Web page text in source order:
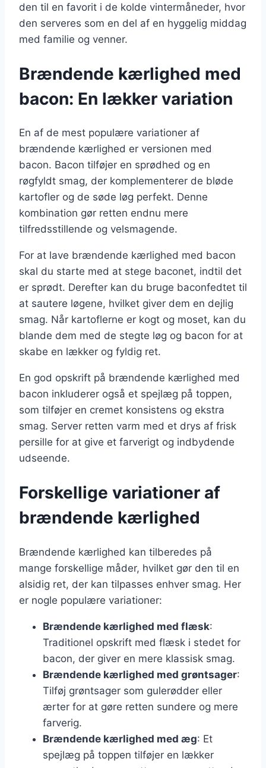
den til en favorit i de kolde vintermåneder, hvor
den serveres som en del af en hyggelig middag
med familie og venner.
Brændende kærlighed med
bacon: En lækker variation
En af de mest populære variationer af
brændende kærlighed er versionen med
bacon. Bacon tilføjer en sprødhed og en
røgfyldt smag, der komplementerer de bløde
kartofler og de søde løg perfekt. Denne
kombination gør retten endnu mere
tilfredsstillende og velsmagende.
For at lave brændende kærlighed med bacon
skal du starte med at stege baconet, indtil det
er sprødt. Derefter kan du bruge baconfedtet til
at sautere løgene, hvilket giver dem en dejlig
smag. Når kartoflerne er kogt og moset, kan du
blande dem med de stegte løg og bacon for at
skabe en lækker og fyldig ret.
En god opskrift på brændende kærlighed med
bacon inkluderer også et spejlæg på toppen,
som tilføjer en cremet konsistens og ekstra
smag. Server retten varm med et drys af frisk
persille for at give et farverigt og indbydende
udseende.
Forskellige variationer af
brændende kærlighed
Brændende kærlighed kan tilberedes på
mange forskellige måder, hvilket gør den til en
alsidig ret, der kan tilpasses enhver smag. Her
er nogle populære variationer:
Brændende kærlighed med flæsk:
Traditionel opskrift med flæsk i stedet for
bacon, der giver en mere klassisk smag.
Brændende kærlighed med grøntsager:
Tilføj grøntsager som gulerødder eller
ærter for at gøre retten sundere og mere
farverig.
Brændende kærlighed med æg: Et
spejlæg på toppen tilføjer en lækker